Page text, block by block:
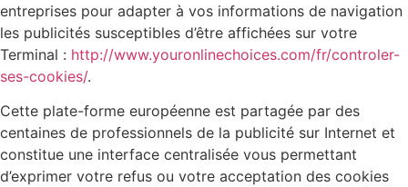
entreprises pour adapter à vos informations de navigation
les publicités susceptibles d’être affichées sur votre
Terminal : http://www.youronlinechoices.com/fr/controler-
ses-cookies/.
Cette plate-forme européenne est partagée par des
centaines de professionnels de la publicité sur Internet et
constitue une interface centralisée vous permettant
d’exprimer votre refus ou votre acceptation des cookies